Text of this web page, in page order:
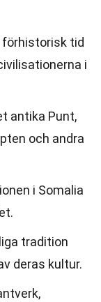
förhistorisk tid
i
antika Punt,
och andra
i Somalia
tradition
deras kultur.